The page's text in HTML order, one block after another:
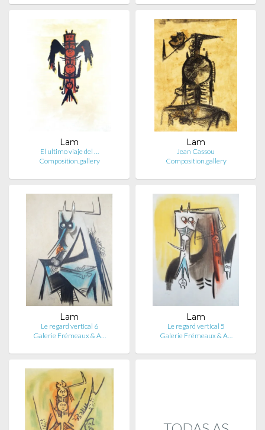
Lam
El ultimo viaje del …
Composition.gallery
Lam
Jean Cassou
Composition.gallery
Lam
Le regard vertical 6
Galerie Frémeaux & A…
Lam
Le regard vertical 5
Galerie Frémeaux & A…